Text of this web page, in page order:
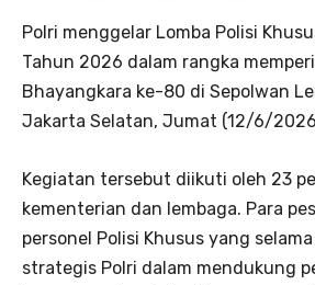
Polri menggelar Lomba Polisi
Tahun 2026 dalam rangka
Bhayangkara ke-80 di Sepolwan
Jakarta Selatan, Jumat (12/6/
Kegiatan tersebut diikuti oleh 23
kementerian dan lembaga. Para
personel Polisi Khusus yang
strategis Polri dalam mendukung